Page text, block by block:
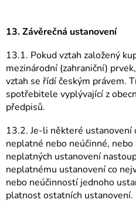
13. Závěrečná ustanovení
13.1. Pokud vztah založený
mezinárodní (zahraniční)
vztah se řídí českým právem.
spotřebitele vyplývající z
předpisů.
13.2. Je-li některé ustanovení
neplatné nebo neúčinné,
neplatných ustanovení
neplatnému ustanovení co
nebo neúčinností jednoho
platnost ostatních ustanovení.